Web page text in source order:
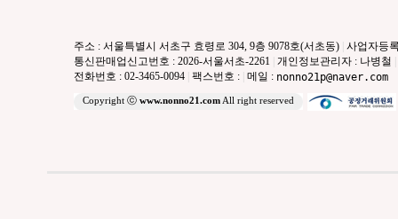
주소 : 서울특별시 서초구 효령로 304, 9층 9078호(서초동) 사업자등
통신판매업신고번호 : 2026-서울서초-2261 개인정보관리자 : 나병철
전화번호 : 02-3465-0094 팩스번호 : 메일 : nonno21p@naver.com
Copyright ⓒ www.nonno21.comAll right reserved